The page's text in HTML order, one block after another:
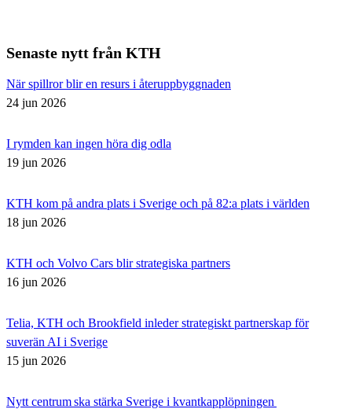
Senaste nytt från KTH
När spillror blir en resurs i återuppbyggnaden
24 jun 2026
I rymden kan ingen höra dig odla
19 jun 2026
KTH kom på andra plats i Sverige och på 82:a plats i världen
18 jun 2026
KTH och Volvo Cars blir strategiska partners
16 jun 2026
Telia, KTH och Brookfield inleder strategiskt partnerskap för
suverän AI i Sverige
15 jun 2026
Nytt centrum ska stärka Sverige i kvantkapplöpningen